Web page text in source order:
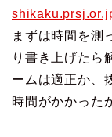
まずは時間を測
り書き上げたら
ームは適正か、
時間がかかった